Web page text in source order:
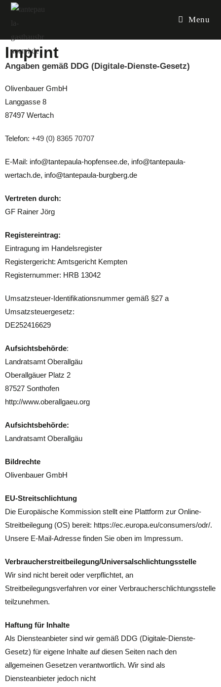
Menu
Imprint
Angaben gemäß DDG (Digitale-Dienste-Gesetz)
Olivenbauer GmbH
Langgasse 8
87497 Wertach
Telefon: +49 (0) 8365 70707
E-Mail: info@tantepaula-hopfensee.de, info@tantepaula-
wertach.de, info@tantepaula-burgberg.de
Vertreten durch:
GF Rainer Jörg
Registereintrag:
Eintragung im Handelsregister
Registergericht: Amtsgericht Kempten
Registernummer: HRB 13042
Umsatzsteuer-Identifikationsnummer gemäß §27 a
Umsatzsteuergesetz:
DE252416629
Aufsichtsbehörde:
Landratsamt Oberallgäu
Oberallgäuer Platz 2
87527 Sonthofen
http://www.oberallgaeu.org
Aufsichtsbehörde:
Landratsamt Oberallgäu
Bildrechte
Olivenbauer GmbH
EU-Streitschlichtung
Die Europäische Kommission stellt eine Plattform zur Online-
Streitbeilegung (OS) bereit: https://ec.europa.eu/consumers/odr/.
Unsere E-Mail-Adresse finden Sie oben im Impressum.
Verbraucher­streit­beilegung/Universal­schlichtungs­stelle
Wir sind nicht bereit oder verpflichtet, an
Streitbeilegungsverfahren vor einer Verbraucherschlichtungsstelle
teilzunehmen.
Haftung für Inhalte
Als Diensteanbieter sind wir gemäß DDG (Digitale-Dienste-
Gesetz) für eigene Inhalte auf diesen Seiten nach den
allgemeinen Gesetzen verantwortlich. Wir sind als
Diensteanbieter jedoch nicht